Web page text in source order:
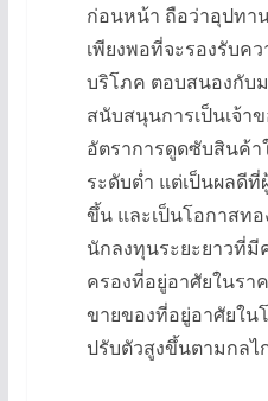
ก่อนหน้า ถือว่าอุปทา
เพียงพอที่จะรองรับค
บริโภค ตอบสนองกับ
สนับสนุนการเป็นเจ้า
อัตราการดูดซับสินค้
ระดับต่ำ แต่เป็นผลดี
ขึ้น และเป็นโอกาสท
นักลงทุนระยะยาวที่
ครองที่อยู่อาศัยในรา
ขายของที่อยู่อาศัยใน
ปรับตัวสูงขึ้นตามกล